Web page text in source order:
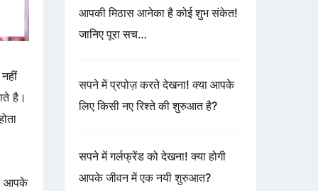
है।
आपके
आपकी मिठास आनेका है कोई शुभ संकेत!
जानिए पूरा सच…
सपने में प्रपोज़ करते देखना! क्या आपके
लिए किसी नए रिश्ते की शुरुआत है?
सपने में गर्लफ्रेंड को देखना! क्या होगी
आपके जीवन में एक नयी शुरुआत?